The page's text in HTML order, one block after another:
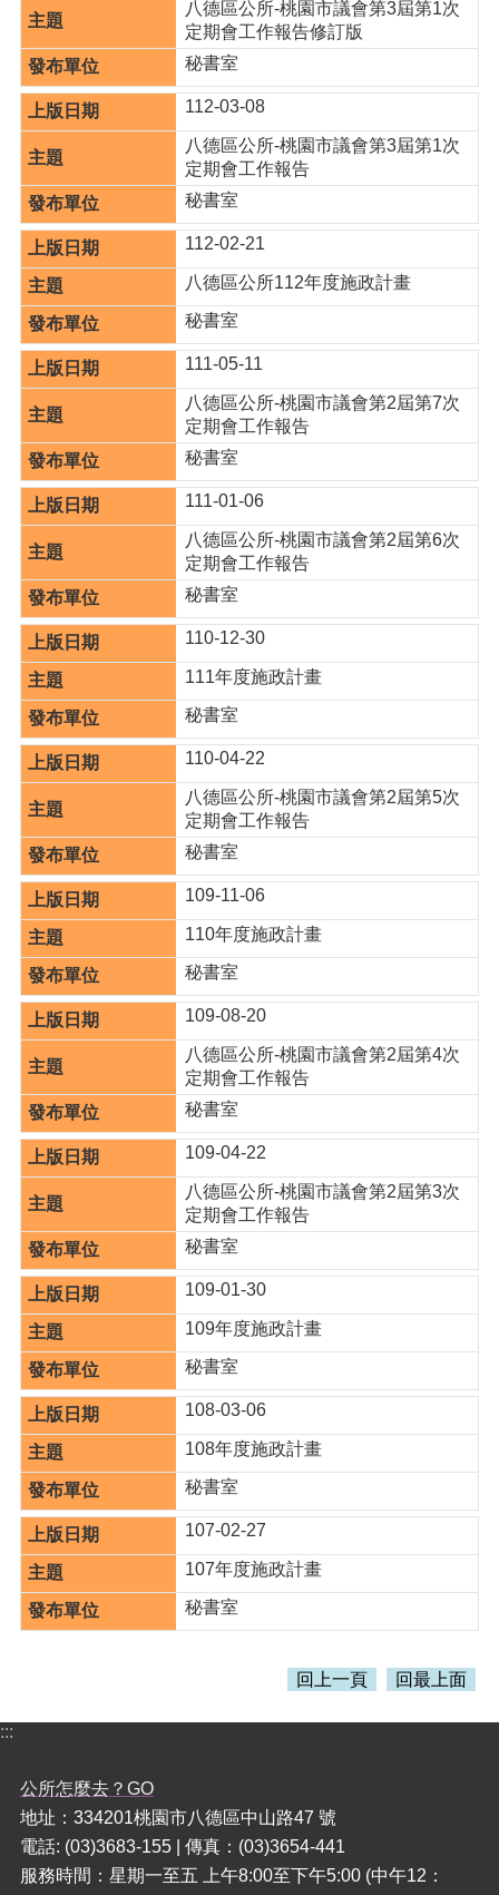
資
活
報
名
區
首
頁
網
覽
市
政
箱
常
見
問
題
桃
園
市
政
府
隱
私
權
政
策
政
府
網
站
資
料
開
放
宣
告
網
站
安
全
政
策
八德區公所-桃園市議會第3屆第1次
定期會工作報告修訂版
秘書室
112-03-08
八德區公所-桃園市議會第3屆第1次
定期會工作報告
秘書室
112-02-21
八德區公所112年度施政計畫
秘書室
111-05-11
八德區公所-桃園市議會第2屆第7次
定期會工作報告
秘書室
111-01-06
八德區公所-桃園市議會第2屆第6次
定期會工作報告
秘書室
110-12-30
111年度施政計畫
秘書室
110-04-22
八德區公所-桃園市議會第2屆第5次
定期會工作報告
秘書室
109-11-06
110年度施政計畫
秘書室
109-08-20
八德區公所-桃園市議會第2屆第4次
定期會工作報告
秘書室
109-04-22
八德區公所-桃園市議會第2屆第3次
定期會工作報告
秘書室
109-01-30
109年度施政計畫
秘書室
108-03-06
108年度施政計畫
秘書室
107-02-27
107年度施政計畫
秘書室
回上一頁 回最上面
:::
公所怎麼去？GO
地址：334201桃園市八德區中山路47 號
電話: (03)3683-155 | 傳真：(03)3654-441
服務時間：星期一至五 上午8:00至下午5:00 (中午12：